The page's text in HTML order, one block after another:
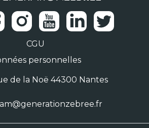
CGU
personnelles
de la Noë 44300 Nantes